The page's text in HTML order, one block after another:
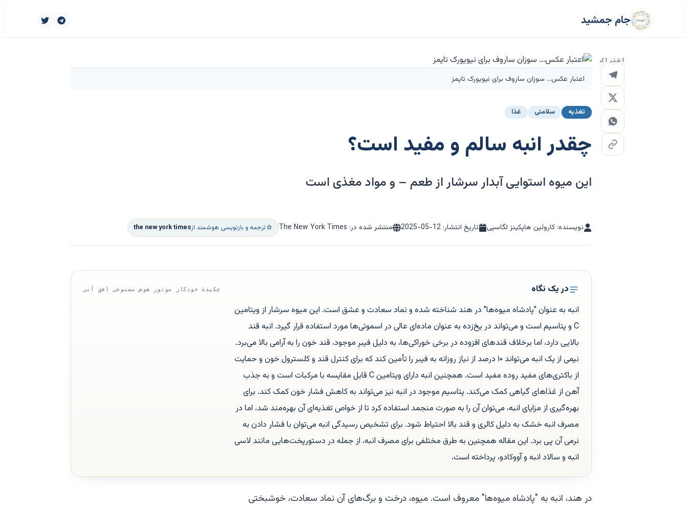
جام جمشید
اشتراک
اعتبار عکس... سوزان ساروف برای نیویورک تایمز
تغذیه سلامتی غذا
چقدر انبه سالم و مفید است؟
این میوه استوایی آبدار سرشار از طعم – و مواد مغذی است
نویسنده: کارولین هاپکینز لگاسپی تاریخ انتشار: 2025-05-12 منتشر شده در: The New York Times ترجمه و بازنویسی هوشمند ازthe new york times
در یک نگاه چکیدهٔ خودکار موتور هوش مصنوعی افق آبی
انبه به عنوان "پادشاه میوه‌ها" در هند شناخته شده و نماد سعادت و عشق است. این میوه سرشار از ویتامین
C و پتاسیم است و می‌تواند در یخ‌زده به عنوان ماده‌ای عالی در اسموتی‌ها مورد استفاده قرار گیرد. انبه قند
بالایی دارد، اما برخلاف قندهای افزوده در برخی خوراکی‌ها، به دلیل فیبرِ موجود، قند خون را به آرامی بالا می‌برد.
نیمی از یک انبه می‌تواند ۱۰ درصد از نیاز روزانه به فیبر را تأمین کند که برای کنترل قند و کلسترول خون و حمایت
از باکتری‌های مفید روده مفید است. همچنین انبه دارای ویتامین C قابل مقایسه با مرکبات است و به جذب
آهن از غذاهای گیاهی کمک می‌کند. پتاسیم موجود در انبه نیز می‌تواند به کاهش فشار خون کمک کند. برای
بهره‌گیری از مزایای انبه، می‌توان آن را به صورت منجمد استفاده کرد تا از خواص تغذیه‌ای آن بهره‌مند شد، اما در
مصرف انبه خشک به دلیل کالری و قند بالا احتیاط شود. برای تشخیص رسیدگی انبه می‌توان با فشار دادن به
نرمی آن پی برد. این مقاله همچنین به طرق مختلفی برای مصرف انبه، از جمله در دستورپخت‌هایی مانند لاسی
انبه و سالاد انبه و آووکادو، پرداخته است.
در هند، انبه به "پادشاه میوه‌ها" معروف است. میوه، درخت و برگ‌های آن نماد سعادت، خوشبختی